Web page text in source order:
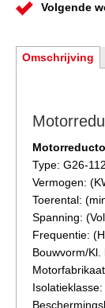
Volgende
Omschrijving
Type: G26-
Vermogen:
Toerental:
Spanning:
Frequentie:
Bouwvorm/Kl.
Isolatieklasse: